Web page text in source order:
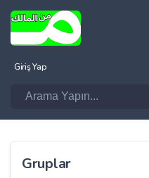
Giriş Yap
Gruplar